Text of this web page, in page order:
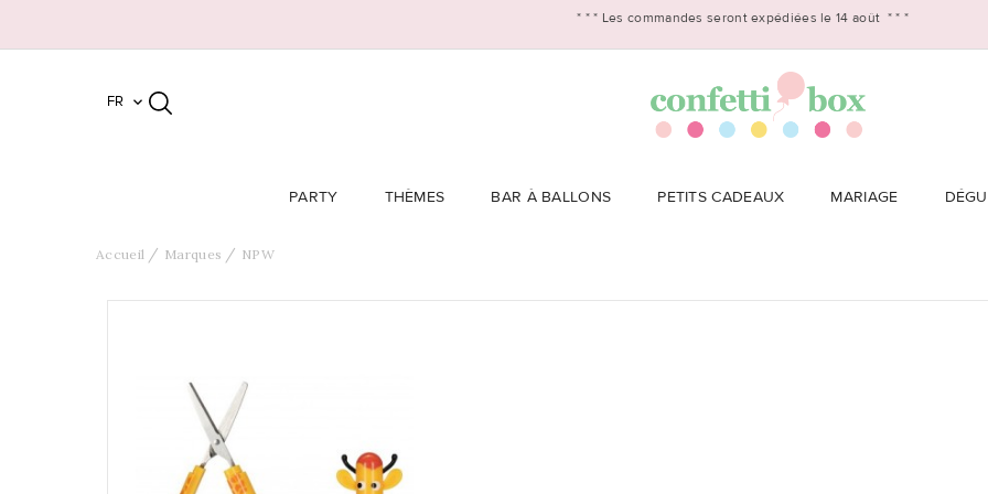
* * * Les commandes seront expédiées le 14 août * * *
FR 
PARTY THÈMES BAR À BALLONS PETITS CADEAUX MARIAGE
Accueil Marques NPW